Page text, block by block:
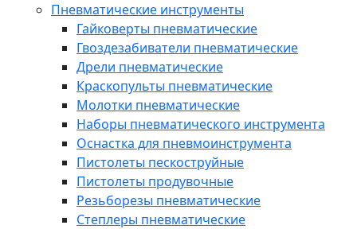
Пневматические инструменты
Гайковерты пневматические
Гвоздезабиватели пневматические
Дрели пневматические
Краскопульты пневматические
Молотки пневматические
Наборы пневматического инструмента
Оснастка для пневмоинструмента
Пистолеты пескоструйные
Пистолеты продувочные
Резьборезы пневматические
Степлеры пневматические